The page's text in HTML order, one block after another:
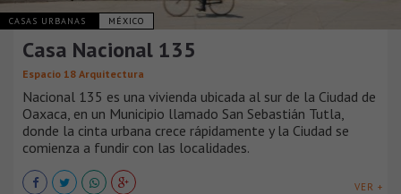
CASAS URBANAS MÉXICO
Casa Nacional 135
Espacio 18 Arquitectura
Nacional 135 es una vivienda ubicada al sur de la Ciudad de
Oaxaca, en un Municipio llamado San Sebastián Tutla,
donde la cinta urbana crece rápidamente y la Ciudad se
comienza a fundir con las localidades.
VER +